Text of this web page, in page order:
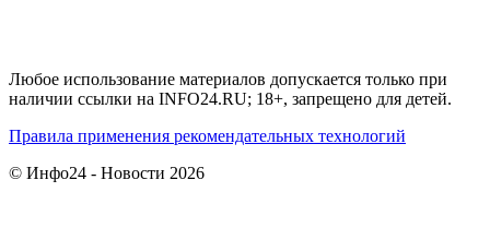
Любое использование материалов допускается только при
наличии ссылки на INFO24.RU; 18+, запрещено для детей.
Правила применения рекомендательных технологий
© Инфо24 - Новости 2026